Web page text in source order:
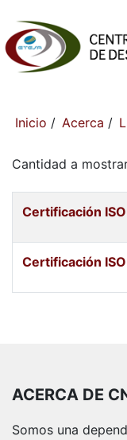
Inicio / Acerca /
Cantidad a
Certificación
Certificación
ACERCA DE
Somos una